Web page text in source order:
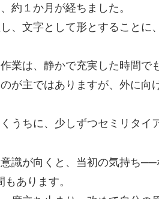
約１か月が経ちました。
、文字として形とすることに
業は、静かで充実した時間で
が主ではありますが、外に
うちに、少しずつセミリタイ
識が向くと、当初の気持ち
あります。